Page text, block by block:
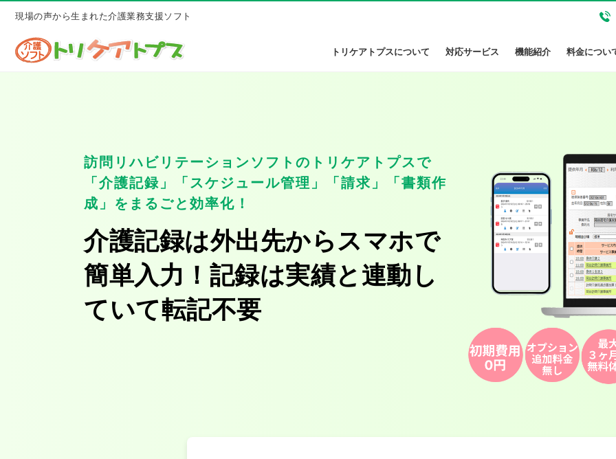
現場の声から生まれた介護業務支援ソフト
トリケアトプスについて 対応サービス 機能紹介 料金につい
訪問リハビリテーションソフトのトリケアトプスで
「介護記録」「スケジュール管理」「請求」「書類作
成」をまるごと効率化！
介護記録は外出先からスマホで
簡単入力！記録は実績と連動し
ていて転記不要